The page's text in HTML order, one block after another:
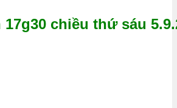
chiều thứ sáu